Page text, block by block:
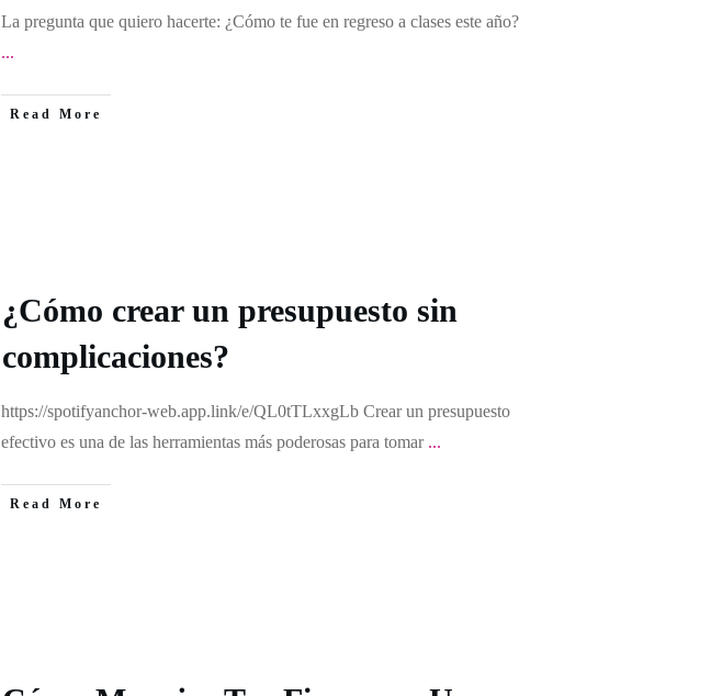
La pregunta que quiero hacerte: ¿Cómo te fue en regreso a clases este año?
...
Read More
¿Cómo crear un presupuesto sin
complicaciones?
https://spotifyanchor-web.app.link/e/QL0tTLxxgLb Crear un presupuesto
efectivo es una de las herramientas más poderosas para tomar ...
Read More